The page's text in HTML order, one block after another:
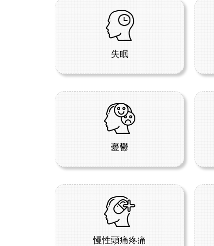
失眠
憂鬱
慢性頭痛疼痛